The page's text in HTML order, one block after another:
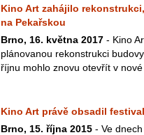
Kino Art zahájilo
na Pekařskou
Brno, 16. května 2017 - Kino
plánovanou rekonstrukci
říjnu mohlo znovu otevřít v
Kino Art právě obsadil
Brno, 15. října 2015 - Ve